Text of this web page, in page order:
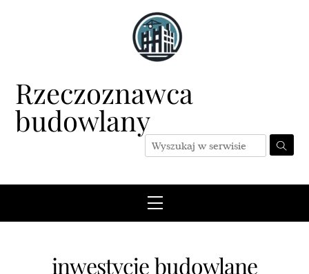
Rzeczoznawca
budowlany
Menu
inwestycje budowlane